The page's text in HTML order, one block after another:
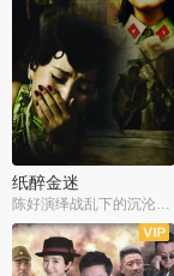
纸醉金迷
全40集